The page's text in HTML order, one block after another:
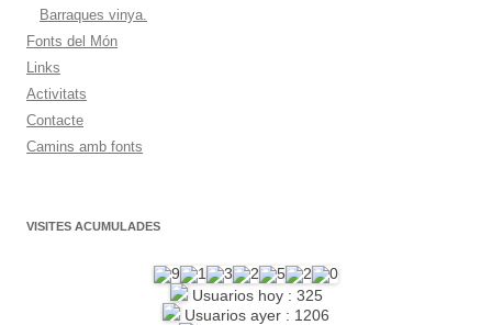
Barraques vinya.
Fonts del Món
Links
Activitats
Contacte
Camins amb fonts
VISITES ACUMULADES
Usuarios hoy : 325
Usuarios ayer : 1206